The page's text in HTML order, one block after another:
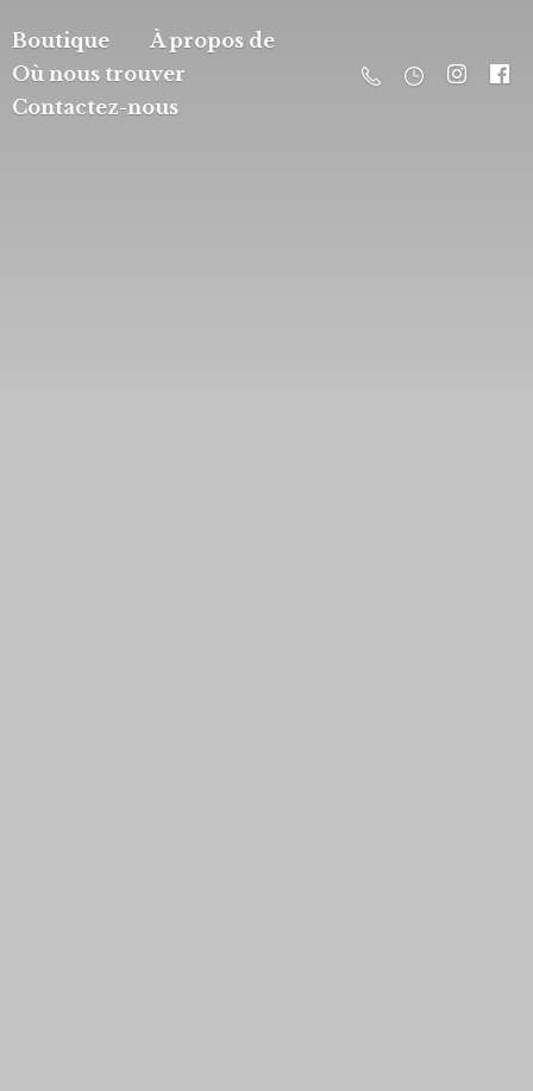
Boutique
À propos de
Où nous trouver
Contactez-nous